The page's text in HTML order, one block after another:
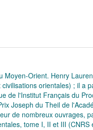
Orient. Henry
orientales) ; il a
de l'Institut Français du
Joseph du Theil de
de nombreux ouvrages,
tome I, II et III (CNRS